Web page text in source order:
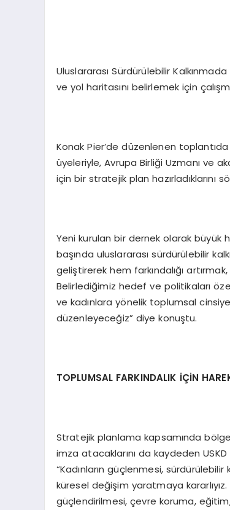
Uluslararası Sürdürülebilir
ve yol haritasını belirlemek için
Konak Pier’de düzenlenen
üyeleriyle, Avrupa Birliği Uzmanı ve
için bir stratejik plan hazırladıklarını
Yeni kurulan bir dernek olarak büyük
başında uluslararası sürdürülebilir
geliştirerek hem farkındalığı
Belirlediğimiz hedef ve politikaları
ve kadınlara yönelik toplumsal
düzenleyeceğiz” diye konuştu.
TOPLUMSAL FARKINDALIK İÇİN
Stratejik planlama kapsamında
imza atacaklarını da kaydeden
“Kadınların güçlenmesi,
küresel değişim yaratmaya kararlıyız.
güçlendirilmesi, çevre koruma,